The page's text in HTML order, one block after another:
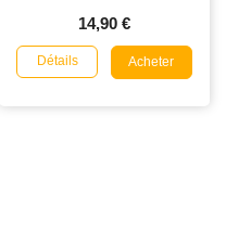
14,90 €
Détails Acheter